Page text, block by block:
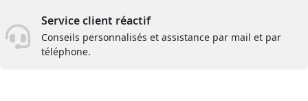
Service client réactif
Conseils personnalisés et assistance par mail et par
téléphone.